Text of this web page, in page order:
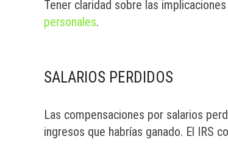
Tener claridad sobre las
personales.
SALARIOS PERDIDOS
Las compensaciones por salarios
ingresos que habrías ganado. El IRS